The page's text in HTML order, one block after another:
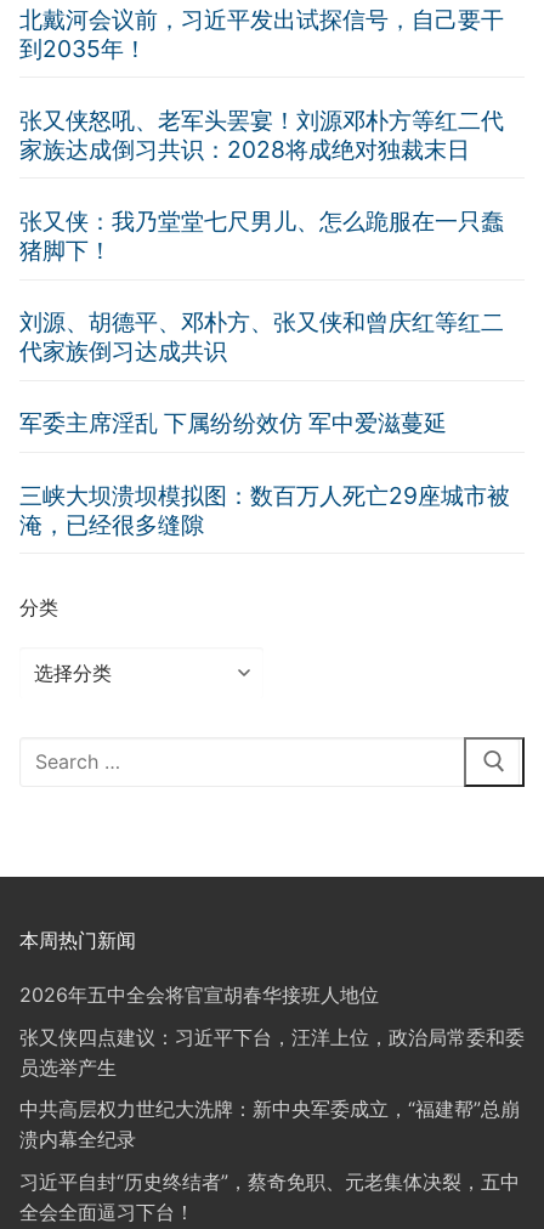
北戴河会议前，习近平发出试探信号，自己要干
到2035年！
张又侠怒吼、老军头罢宴！刘源邓朴方等红二代
家族达成倒习共识：2028将成绝对独裁末日
张又侠：我乃堂堂七尺男儿、怎么跪服在一只蠢
猪脚下！
刘源、胡德平、邓朴方、张又侠和曾庆红等红二
代家族倒习达成共识
军委主席淫乱 下属纷纷效仿 军中爱滋蔓延
三峡大坝溃坝模拟图：数百万人死亡29座城市被
淹，已经很多缝隙
分类
分
Search
本周热门新闻
2026年五中全会将官宣胡春华接班人地位
张又侠四点建议：习近平下台，汪洋上位，政治局常委和委
员选举产生
中共高层权力世纪大洗牌：新中央军委成立，“福建帮”总崩
溃内幕全纪录
习近平自封“历史终结者”，蔡奇免职、元老集体决裂，五中
全会全面逼习下台！